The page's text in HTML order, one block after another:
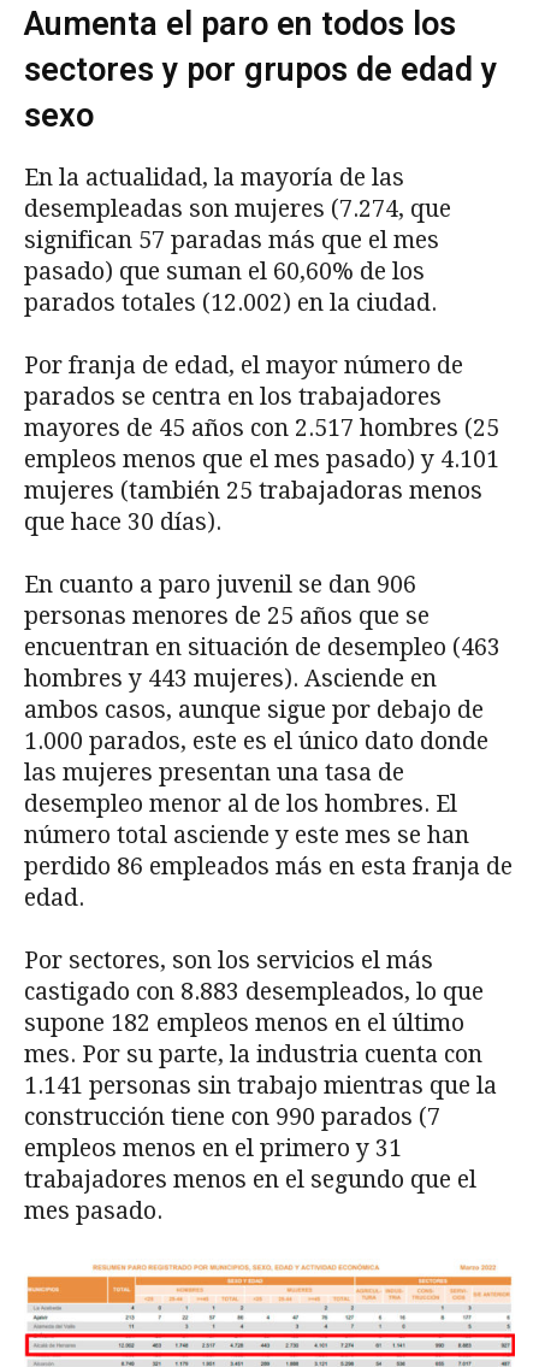
Aumenta el paro en todos los
sectores y por grupos de edad y
sexo
En la actualidad, la mayoría de las
desempleadas son mujeres (7.274, que
significan 57 paradas más que el mes
pasado) que suman el 60,60% de los
parados totales (12.002) en la ciudad.
Por franja de edad, el mayor número de
parados se centra en los trabajadores
mayores de 45 años con 2.517 hombres (25
empleos menos que el mes pasado) y 4.101
mujeres (también 25 trabajadoras menos
que hace 30 días).
En cuanto a paro juvenil se dan 906
personas menores de 25 años que se
encuentran en situación de desempleo (463
hombres y 443 mujeres). Asciende en
ambos casos, aunque sigue por debajo de
1.000 parados, este es el único dato donde
las mujeres presentan una tasa de
desempleo menor al de los hombres. El
número total asciende y este mes se han
perdido 86 empleados más en esta franja de
edad.
Por sectores, son los servicios el más
castigado con 8.883 desempleados, lo que
supone 182 empleos menos en el último
mes. Por su parte, la industria cuenta con
1.141 personas sin trabajo mientras que la
construcción tiene con 990 parados (7
empleos menos en el primero y 31
trabajadores menos en el segundo que el
mes pasado.